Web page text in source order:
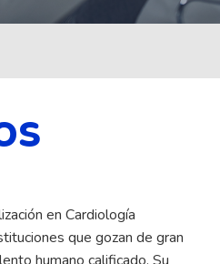
en Cardiología
que gozan de gran